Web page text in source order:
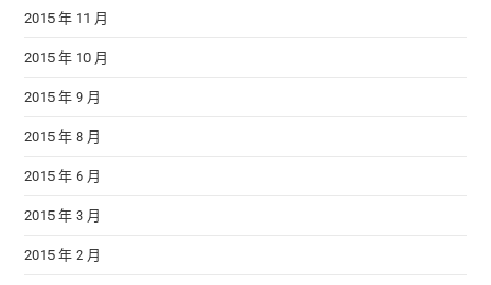
2015 年 11 月
2015 年 10 月
2015 年 9 月
2015 年 8 月
2015 年 6 月
2015 年 3 月
2015 年 2 月